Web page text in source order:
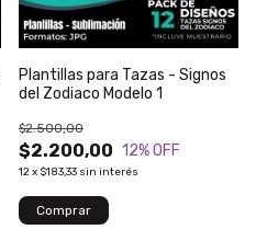
Plantillas para Tazas - Signos
del Zodiaco Modelo 1
$2.200,00
$2.500,00
12% OFF
12x $183,33 sin interés